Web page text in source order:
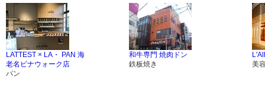
LATTEST × LA・ PAN 海
老名ビナウォーク店
パン
和牛専門 焼肉ドン
鉄板焼き
美